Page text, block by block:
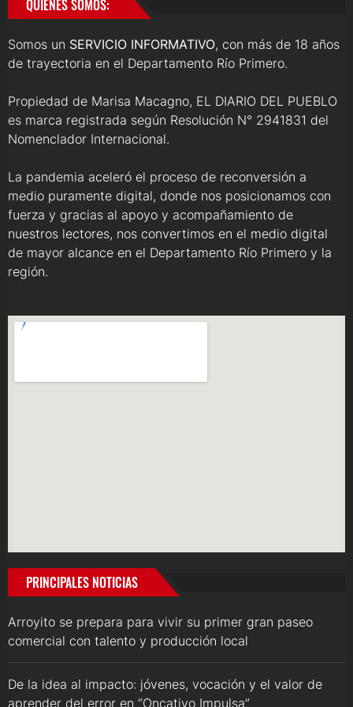
QUIENES SOMOS:
Somos un SERVICIO INFORMATIVO, con más de 18 años
de trayectoria en el Departamento Río Primero.
Propiedad de Marisa Macagno, EL DIARIO DEL PUEBLO
es marca registrada según Resolución N° 2941831 del
Nomenclador Internacional.
La pandemia aceleró el proceso de reconversión a
medio puramente digital, donde nos posicionamos con
fuerza y gracias al apoyo y acompañamiento de
nuestros lectores, nos convertimos en el medio digital
de mayor alcance en el Departamento Río Primero y la
región.
PRINCIPALES NOTICIAS
Arroyito se prepara para vivir su primer gran paseo
comercial con talento y producción local
De la idea al impacto: jóvenes, vocación y el valor de
aprender del error en “Oncativo Impulsa”